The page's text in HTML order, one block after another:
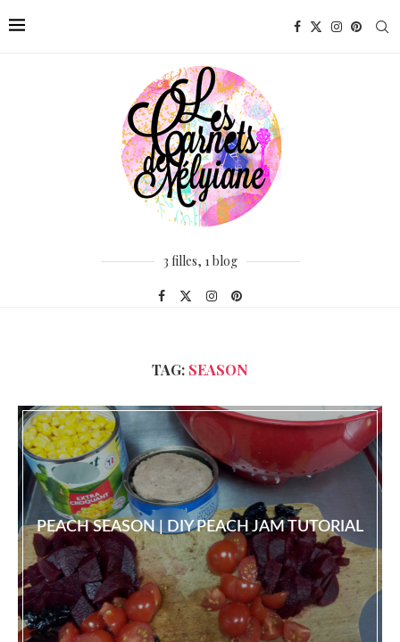
3 filles, 1 blog
TAG: SEASON
PEACH SEASON | DIY PEACH JAM TUTORIAL